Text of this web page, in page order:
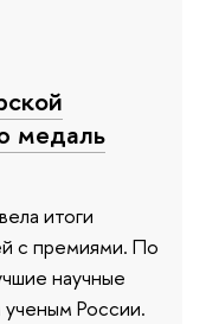
медаль
итоги
с премиями. По
научные
России.